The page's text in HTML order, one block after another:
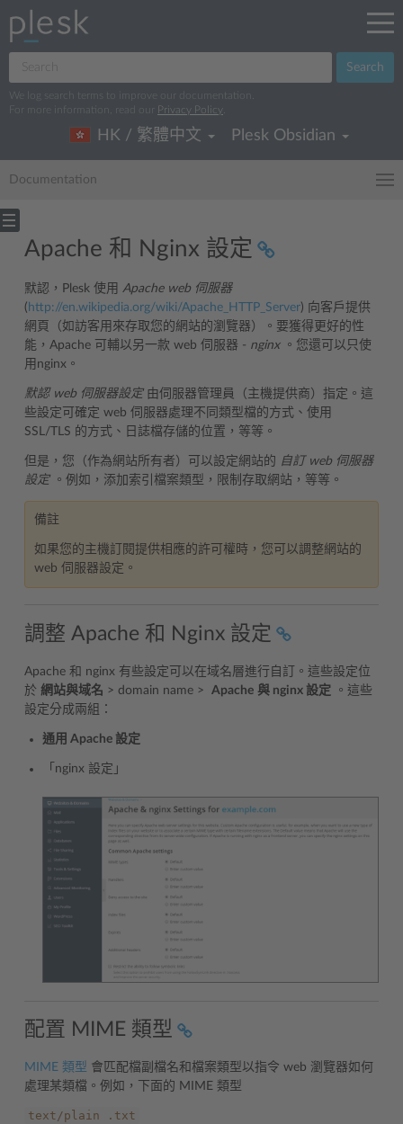
Search
We log search terms to improve our documentation.
For more information, read our
Privacy Policy
HK / 繁體中文 Plesk Obsidian
Documentation
Apache 和 Nginx 設定
默認，Plesk 使用 Apache web 伺服器
( http://en.wikipedia.org/wiki/Apache_HTTP_Server) 向客戶提供
網頁（如訪客用來存取您的網站的瀏覽器）。要獲得更好的性
能，Apache 可輔以另一款 web 伺服器 - nginx。您還可以只使
用nginx。
默認 web 伺服器設定由伺服器管理員（主機提供商）指定。這
些設定可確定 web 伺服器處理不同類型檔的方式、使用
SSL/TLS 的方式、日誌檔存儲的位置，等等。
但是，您（作為網站所有者）可以設定網站的 自訂 web 伺服器
設定。例如，添加索引檔案類型，限制存取網站，等等。
備註
如果您的主機訂閱提供相應的許可權時，您可以調整網站的
web 伺服器設定。
調整 Apache 和 Nginx 設定
Apache 和 nginx 有些設定可以在域名層進行自訂。這些設定位
於 網站與域名 > domain name > Apache 與 nginx 設定 。這些
設定分成兩組：
通用 Apache 設定
「nginx 設定」
配置 MIME 類型
MIME 類型 會匹配檔副檔名和檔案類型以指令 web 瀏覽器如何
處理某類檔。例如，下面的 MIME 類型
text/plain .txt